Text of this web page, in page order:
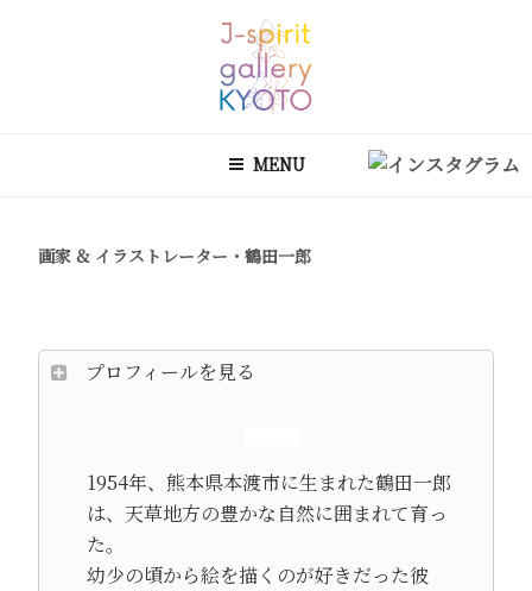
です。 ご縁を頂いております工芸作家、アーティストの方々の作品を
ご紹介しております。 お気軽にお問い合わせ、またお立ち寄り頂けれ
MENU
画家 & イラストレーター・鶴田一郎
プロフィールを見る
1954年、熊本県本渡市に生まれた鶴田一郎
は、天草地方の豊かな自然に囲まれて育っ
た。
幼少の頃から絵を描くのが好きだった彼